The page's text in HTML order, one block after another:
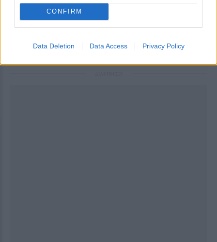
CONFIRM
Data Deletion Data Access Privacy Policy
Επισήμανε, μάλιστα, ότι η παρουσία του στη
συγκεκριμένη συνεδρίαση σηματοδοτεί πολλά.